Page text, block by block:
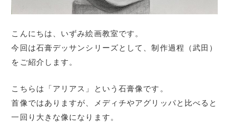
こんにちは、いずみ絵画教室です。
今回は石膏デッサンシリーズとして、制作過程（武田）
をご紹介します。
こちらは「アリアス」という石膏像です。
首像ではありますが、メディチやアグリッパと比べると
一回り大きな像になります。